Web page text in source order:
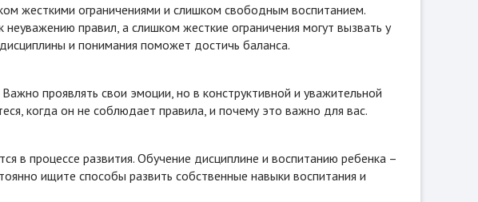
жесткими ограничениями и слишком свободным воспитанием.
правил, а слишком жесткие ограничения могут вызвать у
и понимания поможет достичь баланса.
проявлять свои эмоции, но в конструктивной и уважительной
когда он не соблюдает правила, и почему это важно для вас.
в процессе развития. Обучение дисциплине и воспитанию ребенка –
ищите способы развить собственные навыки воспитания и